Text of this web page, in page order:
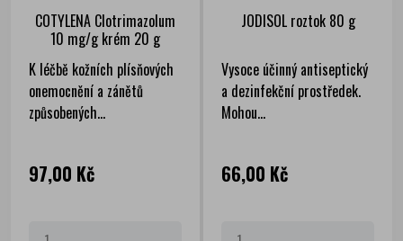
COTYLENA Clotrimazolum
10 mg/g krém 20 g
K léčbě kožních plísňových
onemocnění a zánětů
způsobených...
Cena
97,00 Kč
JODISOL roztok 80 g
Vysoce účinný antiseptický
a dezinfekční prostředek.
Mohou...
Cena
66,00 Kč